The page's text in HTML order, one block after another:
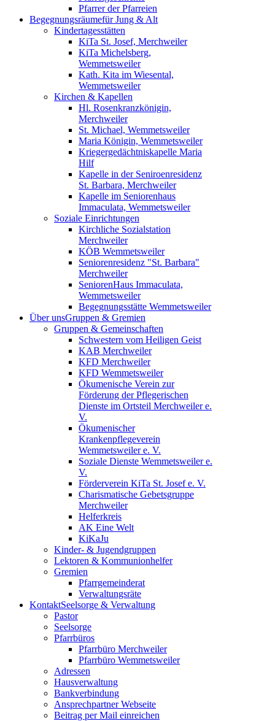
Pfarrer der Pfarreien
Begegnungsräumefür Jung & Alt
Kindertagesstätten
KiTa St. Josef, Merchweiler
KiTa Michelsberg,
Wemmetsweiler
Kath. Kita im Wiesental,
Wemmetsweiler
Kirchen & Kapellen
Hl. Rosenkranzkönigin,
Merchweiler
St. Michael, Wemmetsweiler
Maria Königin, Wemmetsweiler
Kriegergedächtniskapelle Maria
Hilf
Kapelle in der Seniroenresidenz
St. Barbara, Merchweiler
Kapelle im Seniorenhaus
Immaculata, Wemmetsweiler
Soziale Einrichtungen
Kirchliche Sozialstation
Merchweiler
KÖB Wemmetsweiler
Seniorenresidenz "St. Barbara"
Merchweiler
SeniorenHaus Immaculata,
Wemmetsweiler
Begegnungsstätte Wemmetsweiler
Über unsGruppen & Gremien
Gruppen & Gemeinschaften
Schwestern vom Heiligen Geist
KAB Merchweiler
KFD Merchweiler
KFD Wemmetsweiler
Ökumenische Verein zur
Förderung der Pflegerischen
Dienste im Ortsteil Merchweiler e.
V.
Ökumenischer
Krankenpflegeverein
Wemmetsweiler e. V.
Soziale Dienste Wemmetsweiler e.
V.
Förderverein KiTa St. Josef e. V.
Charismatische Gebetsgruppe
Merchweiler
Helferkreis
AK Eine Welt
KiKaJu
Kinder- & Jugendgruppen
Lektoren & Kommunionhelfer
Gremien
Pfarrgemeinderat
Verwaltungsräte
KontaktSeelsorge & Verwaltung
Pastor
Seelsorge
Pfarrbüros
Pfarrbüro Merchweiler
Pfarrbüro Wemmetsweiler
Adressen
Hausverwaltung
Bankverbindung
Ansprechpartner Webseite
Beitrag per Mail einreichen